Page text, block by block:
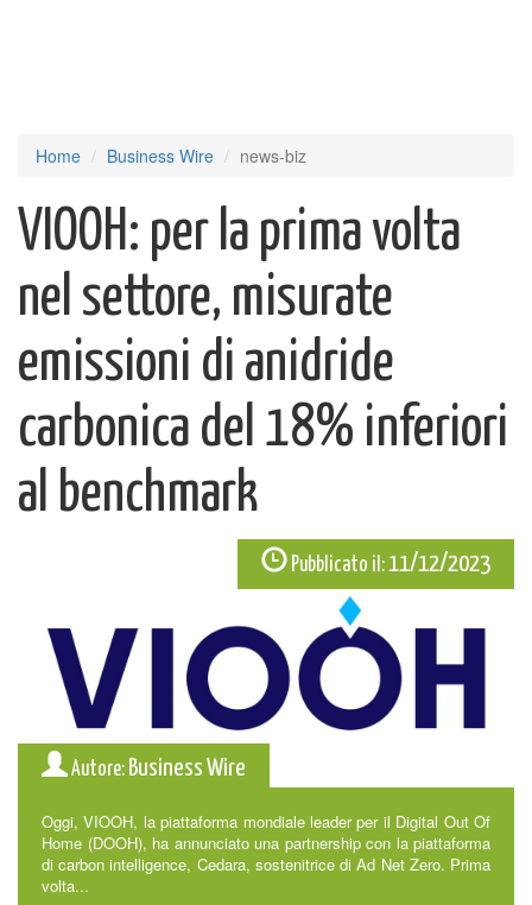
Home Business Wire news-biz
VIOOH: per la prima volta
nel settore, misurate
emissioni di anidride
carbonica del 18% inferiori
al benchmark
Pubblicato il:11/12/2023
Autore: Business Wire
Oggi, VIOOH, la piattaforma mondiale leader per il Digital Out Of
Home (DOOH), ha annunciato una partnership con la piattaforma
di carbon intelligence, Cedara, sostenitrice di Ad Net Zero. Prima
volta...